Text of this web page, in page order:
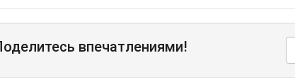
впечатлениями!